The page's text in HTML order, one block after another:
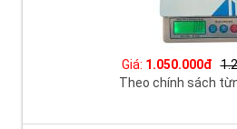
Giá: 1.050.000đ
Theo chính sách